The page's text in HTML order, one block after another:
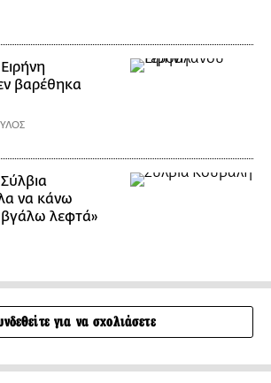
Ειρήνη
βαρέθηκα
Σύλβια
να κάνω
βγάλω λεφτά»
για να σχολιάσετε